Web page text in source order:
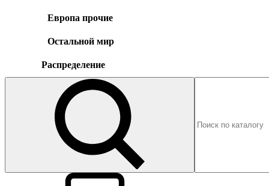
Европа прочие
Остальной мир
Распределение